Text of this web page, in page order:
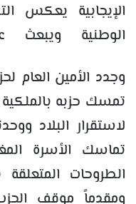
الإيجابية يعكس
الوطنية ويبعث
وجدد الأمين العام
تمسك حزبه بالملكية
لاستقرار البلاد
تماسك الأسرة
الطروحات المتعلقة